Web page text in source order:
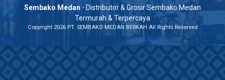
Sembako Medan- Distributor & Grosir Sembako Medan
Termurah & Terpercaya
Copyright 2026 PT. SEMBAKO MEDAN BERKAH All Rights Reserved